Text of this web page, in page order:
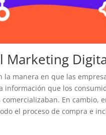
Marketing
la manera en que las
información que los
comercializaban. En
el proceso de compra e